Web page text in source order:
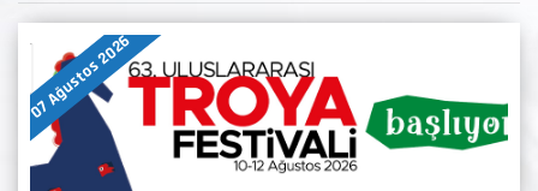
07 Ağustos 2026